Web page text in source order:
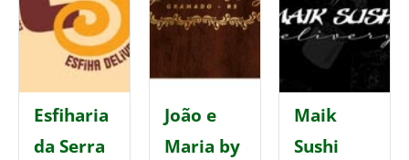
Esfiharia
da Serra
João e
Maria by
Maik
Sushi